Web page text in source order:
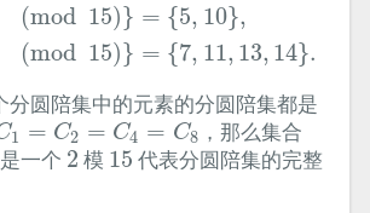
(mod 15)} = {5, 10},
(mod 15)} = {7, 11, 13, 14}.
分圆陪集中的元素的分圆陪集都是
1 = C2 = C4 = C8
1=C2=C 4 =C8
，那么集合
是一个 2
2模 15
15代表分圆陪集的完整